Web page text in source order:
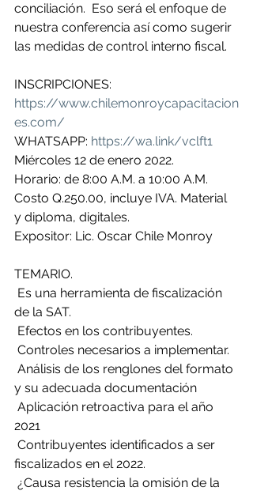
conciliación.  Eso será el enfoque de
nuestra conferencia así como sugerir
las medidas de control interno fiscal.
INSCRIPCIONES:
https://www.chilemonroycapacitacion
es.com/
WHATSAPP: https://wa.link/vclft1
Miércoles 12 de enero 2022.
Horario: de 8:00 A.M. a 10:00 A.M.
Costo Q.250.00, incluye IVA. Material
y diploma, digitales.
Expositor: Lic. Oscar Chile Monroy
TEMARIO.
de la SAT.
Efectos en los contribuyentes.
Controles necesarios a implementar.
y su adecuada documentación
2021
fiscalizados en el 2022.